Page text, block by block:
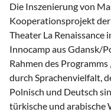
Die Inszenierung von
Kooperationsprojekt
Theater La Renaissance
Innocamp aus Gdansk/
Rahmen des Programms
durch Sprachenvielfalt,
Polnisch und Deutsch
türkische und arabische